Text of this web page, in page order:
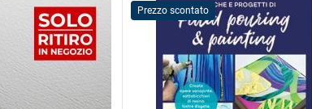
Prezzo scontato